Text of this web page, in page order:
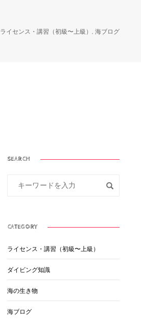
ライセンス・講習（初級〜上級） , 海ブログ
SEARCH
CATEGORY
ライセンス・講習（初級〜上級）
ダイビング知識
海の生き物
海ブログ